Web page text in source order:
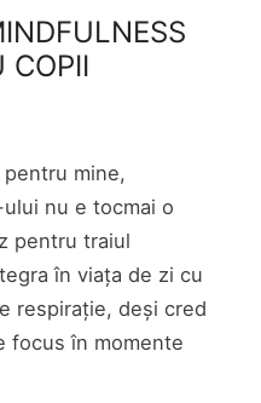
COPII
mine,
nu e tocmai o
pentru traiul
în viața de zi cu
respirație, deși cred
focus în momente